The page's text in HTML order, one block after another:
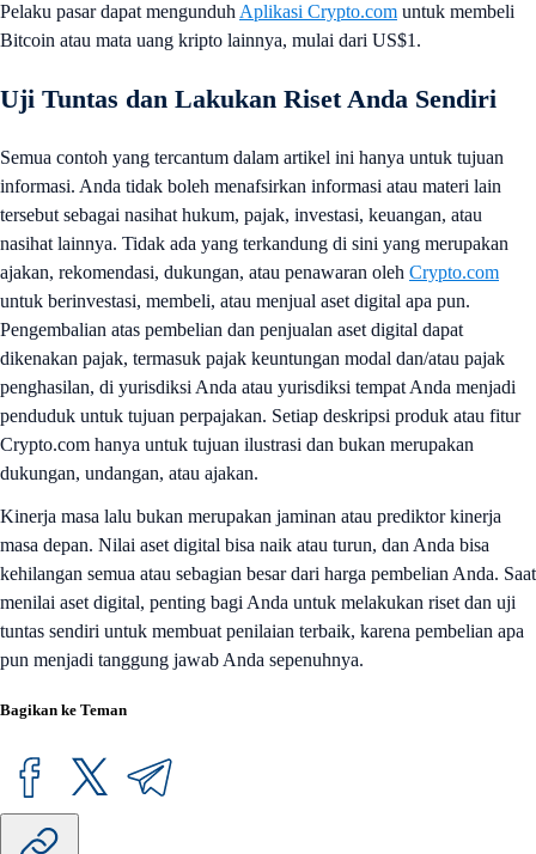
Pelaku pasar dapat mengunduh Aplikasi Crypto.com untuk membeli
Bitcoin atau mata uang kripto lainnya, mulai dari US$1.
Uji Tuntas dan Lakukan Riset Anda Sendiri
Semua contoh yang tercantum dalam artikel ini hanya untuk tujuan
informasi. Anda tidak boleh menafsirkan informasi atau materi lain
tersebut sebagai nasihat hukum, pajak, investasi, keuangan, atau
nasihat lainnya. Tidak ada yang terkandung di sini yang merupakan
ajakan, rekomendasi, dukungan, atau penawaran oleh Crypto.com
untuk berinvestasi, membeli, atau menjual aset digital apa pun.
Pengembalian atas pembelian dan penjualan aset digital dapat
dikenakan pajak, termasuk pajak keuntungan modal dan/atau pajak
penghasilan, di yurisdiksi Anda atau yurisdiksi tempat Anda menjadi
penduduk untuk tujuan perpajakan. Setiap deskripsi produk atau fitur
Crypto.com hanya untuk tujuan ilustrasi dan bukan merupakan
dukungan, undangan, atau ajakan.
Kinerja masa lalu bukan merupakan jaminan atau prediktor kinerja
masa depan. Nilai aset digital bisa naik atau turun, dan Anda bisa
kehilangan semua atau sebagian besar dari harga pembelian Anda. Saat
menilai aset digital, penting bagi Anda untuk melakukan riset dan uji
tuntas sendiri untuk membuat penilaian terbaik, karena pembelian apa
pun menjadi tanggung jawab Anda sepenuhnya.
Bagikan ke Teman